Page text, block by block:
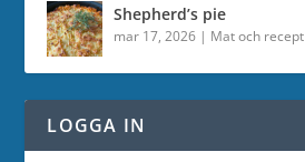
Shepherd’s pie
mar 17, 2026 | Mat och recept
LOGGA IN